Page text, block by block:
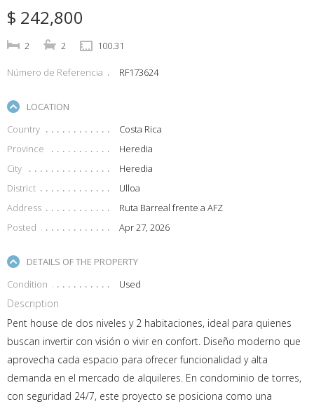
$ 242,800
2 2 100.31
Número de Referencia RF173624
LOCATION
Country
Costa Rica
Province
Heredia
City
Heredia
District
Ulloa
Address
Ruta Barreal frente a AFZ
Posted
Apr 27, 2026
DETAILS OF THE PROPERTY
Condition
Used
Description
Pent house de dos niveles y 2 habitaciones, ideal para quienes
buscan invertir con visión o vivir en confort. Diseño moderno que
aprovecha cada espacio para ofrecer funcionalidad y alta
demanda en el mercado de alquileres. En condominio de torres,
con seguridad 24/7, este proyecto se posiciona como una